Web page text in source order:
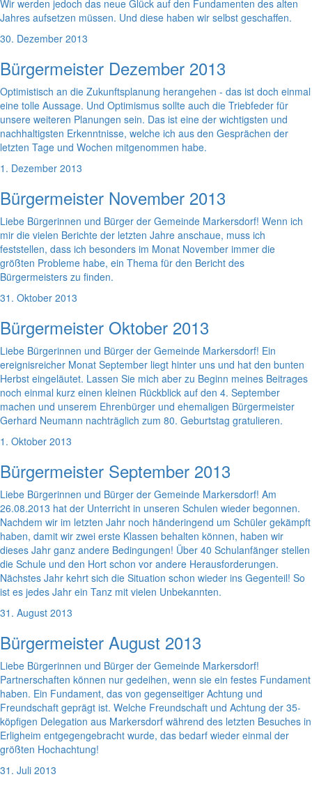
Wir werden jedoch das neue Glück auf den Fundamenten des alten
Jahres aufsetzen müssen. Und diese haben wir selbst geschaffen.
30. Dezember 2013
Bürgermeister Dezember 2013
Optimistisch an die Zukunftsplanung herangehen - das ist doch einmal
eine tolle Aussage. Und Optimismus sollte auch die Triebfeder für
unsere weiteren Planungen sein. Das ist eine der wichtigsten und
nachhaltigsten Erkenntnisse, welche ich aus den Gesprächen der
letzten Tage und Wochen mitgenommen habe.
1. Dezember 2013
Bürgermeister November 2013
Liebe Bürgerinnen und Bürger der Gemeinde Markersdorf! Wenn ich
mir die vielen Berichte der letzten Jahre anschaue, muss ich
feststellen, dass ich besonders im Monat November immer die
größten Probleme habe, ein Thema für den Bericht des
Bürgermeisters zu finden.
31. Oktober 2013
Bürgermeister Oktober 2013
Liebe Bürgerinnen und Bürger der Gemeinde Markersdorf! Ein
ereignisreicher Monat September liegt hinter uns und hat den bunten
Herbst eingeläutet. Lassen Sie mich aber zu Beginn meines Beitrages
noch einmal kurz einen kleinen Rückblick auf den 4. September
machen und unserem Ehrenbürger und ehemaligen Bürgermeister
Gerhard Neumann nachträglich zum 80. Geburtstag gratulieren.
1. Oktober 2013
Bürgermeister September 2013
Liebe Bürgerinnen und Bürger der Gemeinde Markersdorf! Am
26.08.2013 hat der Unterricht in unseren Schulen wieder begonnen.
Nachdem wir im letzten Jahr noch händeringend um Schüler gekämpft
haben, damit wir zwei erste Klassen behalten können, haben wir
dieses Jahr ganz andere Bedingungen! Über 40 Schulanfänger stellen
die Schule und den Hort schon vor andere Herausforderungen.
Nächstes Jahr kehrt sich die Situation schon wieder ins Gegenteil! So
ist es jedes Jahr ein Tanz mit vielen Unbekannten.
31. August 2013
Bürgermeister August 2013
Liebe Bürgerinnen und Bürger der Gemeinde Markersdorf!
Partnerschaften können nur gedeihen, wenn sie ein festes Fundament
haben. Ein Fundament, das von gegenseitiger Achtung und
Freundschaft geprägt ist. Welche Freundschaft und Achtung der 35-
köpfigen Delegation aus Markersdorf während des letzten Besuches in
Erligheim entgegengebracht wurde, das bedarf wieder einmal der
größten Hochachtung!
31. Juli 2013